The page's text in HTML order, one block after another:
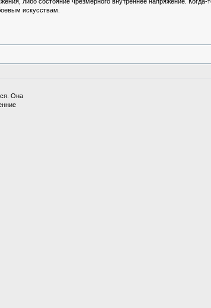
искусствам.
Она